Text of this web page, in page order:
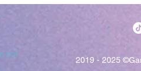
noi
2019 - 2025